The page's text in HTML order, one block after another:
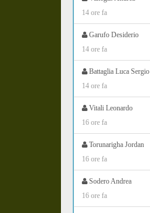
14 ore fa
Garufo Desiderio
14 ore fa
Battaglia Luca Sergio
14 ore fa
Vitali Leonardo
16 ore fa
Torunarigha Jordan
16 ore fa
Sodero Andrea
16 ore fa